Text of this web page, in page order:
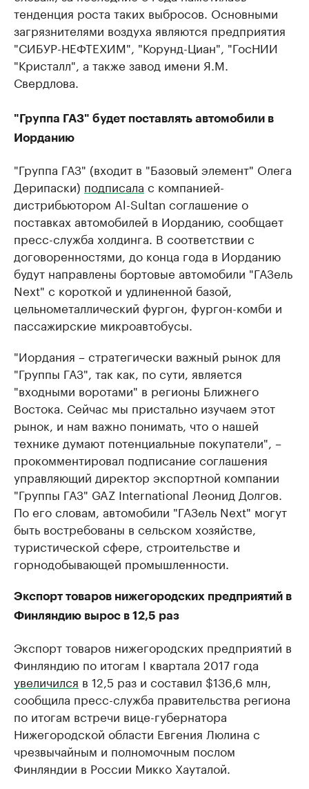
тенденция роста таких выбросов. Основными
загрязнителями воздуха являются предприятия
"СИБУР-НЕФТЕХИМ", "Корунд-Циан", "ГосНИИ
"Кристалл", а также завод имени Я.М.
Свердлова.
"Группа ГАЗ" будет поставлять автомобили в
Иорданию
"Группа ГАЗ" (входит в "Базовый элемент" Олега
Дерипаски) подписала с компанией-
дистрибьютором Al-Sultan соглашение о
поставках автомобилей в Иорданию, сообщает
пресс-служба холдинга. В соответствии с
договоренностями, до конца года в Иорданию
будут направлены бортовые автомобили "ГАЗель
Next" с короткой и удлиненной базой,
цельнометаллический фургон, фургон-комби и
пассажирские микроавтобусы.
"Иордания – стратегически важный рынок для
"Группы ГАЗ", так как, по сути, является
"входными воротами" в регионы Ближнего
Востока. Сейчас мы пристально изучаем этот
рынок, и нам важно понимать, что о нашей
технике думают потенциальные покупатели", –
прокомментировал подписание соглашения
управляющий директор экспортной компании
"Группы ГАЗ" GAZ International Леонид Долгов.
По его словам, автомобили "ГАЗель Next" могут
быть востребованы в сельском хозяйстве,
туристической сфере, строительстве и
горнодобывающей промышленности.
Экспорт товаров нижегородских предприятий в
Финляндию вырос в 12,5 раз
Экспорт товаров нижегородских предприятий в
Финляндию по итогам I квартала 2017 года
увеличился в 12,5 раз и составил $136,6 млн,
сообщила пресс-служба правительства региона
по итогам встречи вице-губернатора
Нижегородской области Евгения Люлина с
чрезвычайным и полномочным послом
Финляндии в России Микко Хауталой.